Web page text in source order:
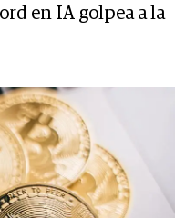
en IA golpea a la